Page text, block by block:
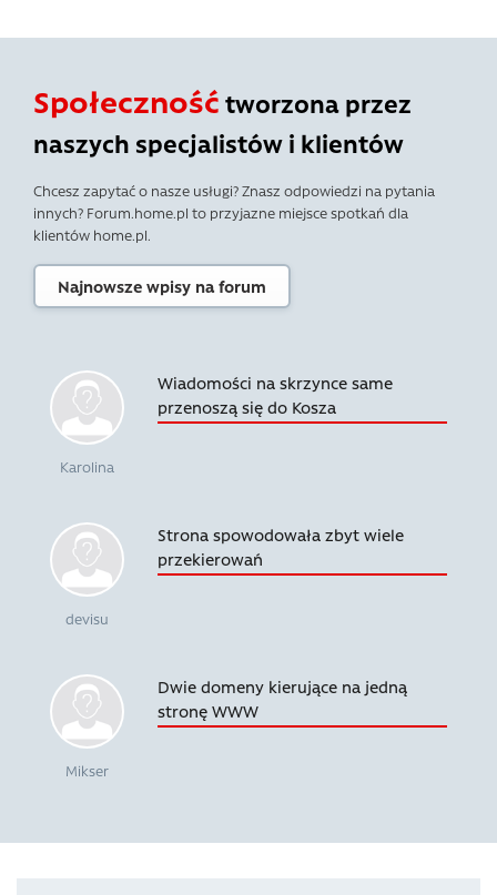
Społeczność tworzona przez
naszych specjalistów i klientów
Chcesz zapytać o nasze usługi? Znasz odpowiedzi na pytania
innych? Forum.home.pl to przyjazne miejsce spotkań dla
klientów home.pl.
Najnowsze wpisy na forum
Karolina
Wiadomości na skrzynce same
przenoszą się do Kosza
devisu
Strona spowodowała zbyt wiele
przekierowań
Mikser
Dwie domeny kierujące na jedną
stronę WWW